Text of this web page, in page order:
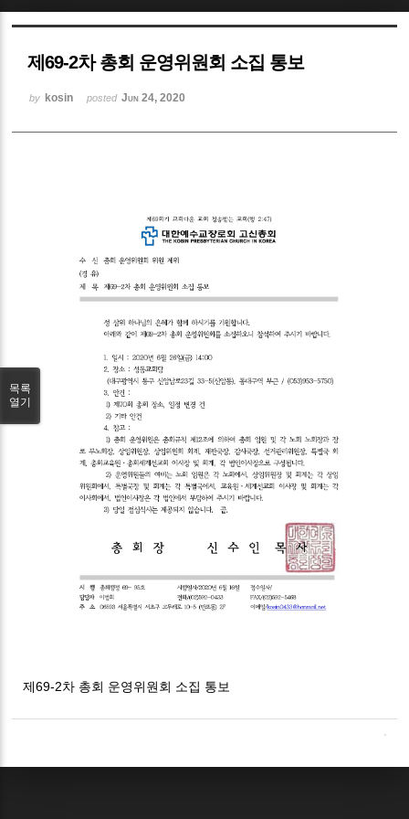
제69-2차 총회 운영위원회 소집 통보
by kosin posted Jun 24, 2020
제69-2차 총회 운영위원회 소집 통보
목록
열기
Sketchbook5, 스케치북5
Sketchbook5, 스케치북5